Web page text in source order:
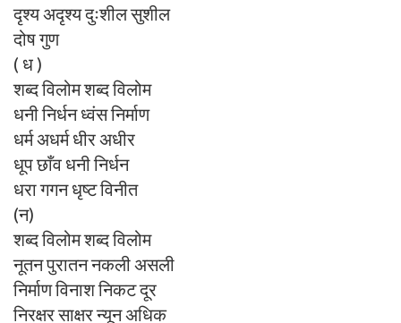
दृश्य अदृश्य दुःशील सुशील
दोष गुण
( ध )
शब्द विलोम शब्द विलोम
धनी निर्धन ध्वंस निर्माण
धर्म अधर्म धीर अधीर
धूप छाँव धनी निर्धन
धरा गगन धृष्ट विनीत
(न)
शब्द विलोम शब्द विलोम
नूतन पुरातन नकली असली
निर्माण विनाश निकट दूर
निरक्षर साक्षर न्यून अधिक